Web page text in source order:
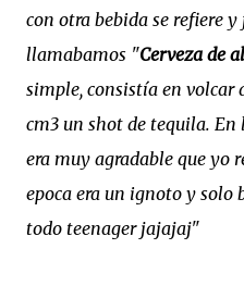
con otra bebida se refiere
llamabamos "Cerveza de
simple, consistía en volcar
cm3 un shot de tequila. En
era muy agradable que yo
epoca era un ignoto y solo
todo teenager jajajaj"